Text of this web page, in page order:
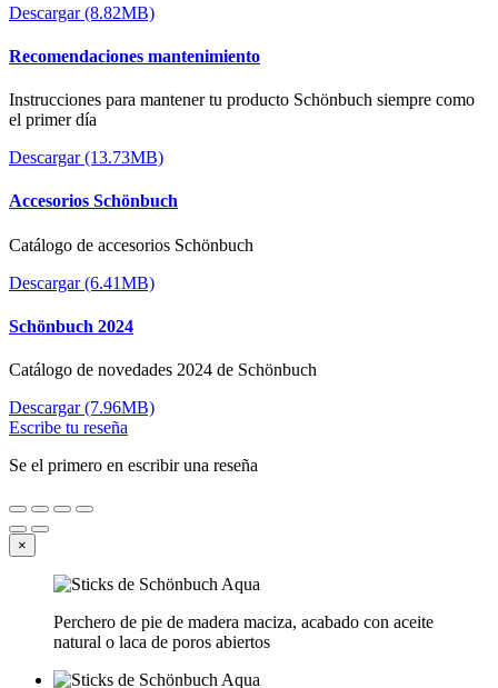
Descargar (8.82MB)
Recomendaciones mantenimiento
Instrucciones para mantener tu producto Schönbuch siempre como
el primer día
Descargar (13.73MB)
Accesorios Schönbuch
Catálogo de accesorios Schönbuch
Descargar (6.41MB)
Schönbuch 2024
Catálogo de novedades 2024 de Schönbuch
Descargar (7.96MB)
Escribe tu reseña
Se el primero en escribir una reseña
×
Perchero de pie de madera maciza, acabado con aceite
natural o laca de poros abiertos